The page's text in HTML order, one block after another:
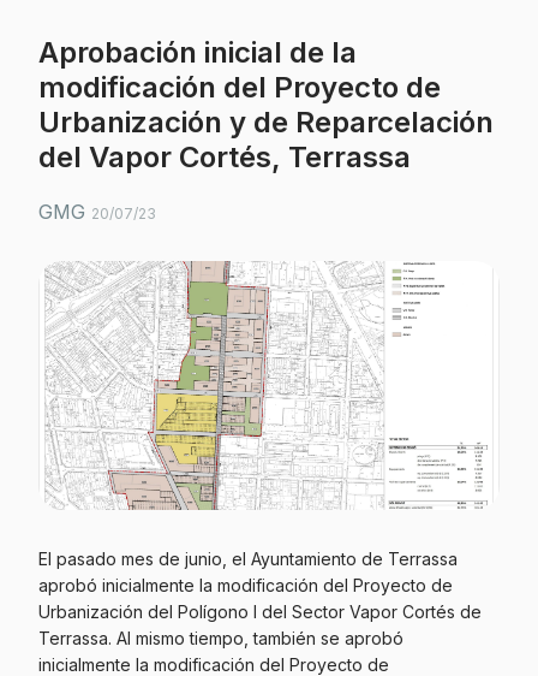
Aprobación inicial de la
modificación del Proyecto de
Urbanización y de Reparcelación
del Vapor Cortés, Terrassa
GMG 20/07/23
El pasado mes de junio, el Ayuntamiento de Terrassa
aprobó inicialmente la modificación del Proyecto de
Urbanización del Polígono I del Sector Vapor Cortés de
Terrassa. Al mismo tiempo, también se aprobó
inicialmente la modificación del Proyecto de